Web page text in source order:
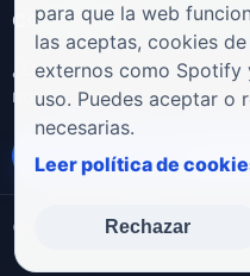
COLABORA
¿Eres artista, manager,
novedades, galas,
Enviar
© 2026 ElFiesta.es Noticias ·
para que la web
las aceptas, cookies
externos como Spotify
uso. Puedes aceptar o
necesarias.
Leer política de
Rechazar